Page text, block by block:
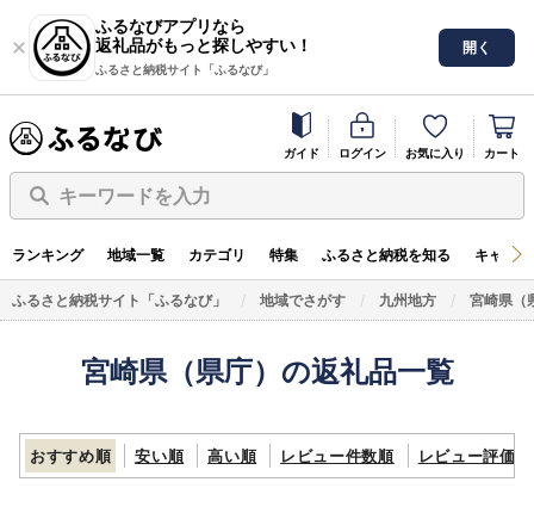
ふるなびアプリなら
返礼品がもっと探しやすい！
ふるさと納税サイト「ふるなび」
開く
ガイド ログイン お気に入り カート
キーワードを入力
ランキング 地域一覧 カテゴリ 特集 ふるさと納税を知る キャン
ふるさと納税サイト「ふるなび」 地域でさがす 九州地方 宮崎県（
宮崎県（県庁）の返礼品一覧
おすすめ順 安い順 高い順 レビュー件数順 レビュー評価順